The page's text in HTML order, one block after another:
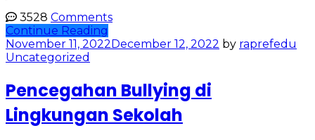
3528 Comments
Continue Reading
November 11, 2022December 12, 2022 by raprefedu
Uncategorized
Pencegahan Bullying di
Lingkungan Sekolah